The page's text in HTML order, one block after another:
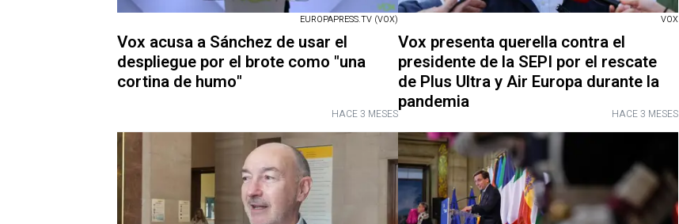
EUROPAPRESS.TV (VOX)
Vox acusa a Sánchez de usar el
despliegue por el brote como "una
cortina de humo"
HACE 3 MESES
VOX
Vox presenta querella contra el
presidente de la SEPI por el rescate
de Plus Ultra y Air Europa durante la
pandemia
HACE 3 MESES